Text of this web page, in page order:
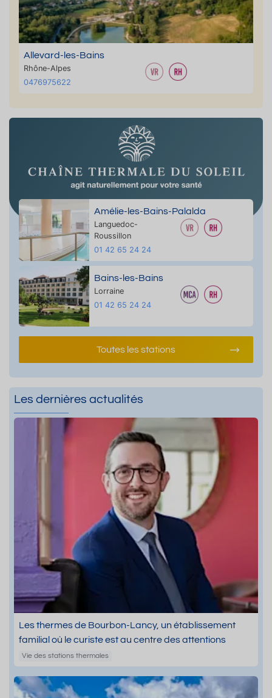
Allevard-les-Bains
Rhône-Alpes
0476975622
Amélie-les-Bains-Palalda
Languedoc-
Roussillon
01 42 65 24 24
Bains-les-Bains
Lorraine
01 42 65 24 24
Toutes les stations
Les dernières actualités
Les thermes de Bourbon-Lancy, un établissement
familial où le curiste est au centre des attentions
Vie des stations thermales